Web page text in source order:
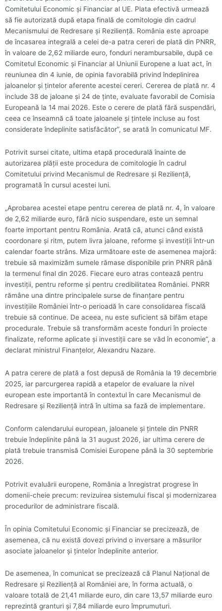
Comitetului Economic şi Financiar al UE. Plata efectivă urmează
să fie autorizată după etapa finală de comitologie din cadrul
Mecanismului de Redresare şi Rezilienţă. România este aproape
de încasarea integrală a celei de-a patra cereri de plată din PNRR,
în valoare de 2,62 miliarde euro, fonduri nerambursabile, după ce
Comitetul Economic şi Financiar al Uniunii Europene a luat act, în
reuniunea din 4 iunie, de opinia favorabilă privind îndeplinirea
jaloanelor şi ţintelor aferente acestei cereri. Cererea de plată nr. 4
include 38 de jaloane şi 24 de ţinte, evaluate favorabil de Comisia
Europeană la 14 mai 2026. Este o cerere de plată fără suspendări,
ceea ce înseamnă că toate jaloanele şi ţintele incluse au fost
considerate îndeplinite satisfăcător”, se arată în comunicatul MF.
Potrivit sursei citate, ultima etapă procedurală înainte de
autorizarea plăţii este procedura de comitologie în cadrul
Comitetului privind Mecanismul de Redresare şi Rezilienţă,
programată în cursul acestei luni.
„Aprobarea acestei etape pentru cererea de plată nr. 4, în valoare
de 2,62 miliarde euro, fără nicio suspendare, este un semnal
foarte important pentru România. Arată că, atunci când există
coordonare şi ritm, putem livra jaloane, reforme şi investiţii într-un
calendar foarte strâns. Miza următoare este de asemenea majoră:
trebuie să maximizăm sumele rămase disponibile prin PNRR până
la termenul final din 2026. Fiecare euro atras contează pentru
investiţii, pentru reforme şi pentru credibilitatea României. PNRR
rămâne una dintre principalele surse de finanţare pentru
investiţiile României într-o perioadă în care consolidarea fiscală
trebuie să continue. De aceea, nu este suficient să bifăm etape
procedurale. Trebuie să transformăm aceste fonduri în proiecte
finalizate, reforme aplicate şi investiţii care se văd în economie”, a
declarat ministrul Finanţelor, Alexandru Nazare.
A patra cerere de plată a fost depusă de România la 19 decembrie
2025, iar parcurgerea rapidă a etapelor de evaluare la nivel
european este importantă în contextul în care Mecanismul de
Redresare şi Rezilienţă intră în ultima sa fază de implementare.
Conform calendarului european, jaloanele şi ţintele din PNRR
trebuie îndeplinite până la 31 august 2026, iar ultima cerere de
plată trebuie transmisă Comisiei Europene până la 30 septembrie
2026.
Potrivit evaluării europene, România a înregistrat progrese în
domenii-cheie precum: revizuirea sistemului fiscal şi modernizarea
procedurilor de administrare fiscală.
În opinia Comitetului Economic şi Financiar se precizează, de
asemenea, că nu există dovezi privind o inversare a măsurilor
asociate jaloanelor şi ţintelor îndeplinite anterior.
De asemenea, în comunicat se precizează că Planul Naţional de
Redresare şi Rezilienţă al României are, în forma actuală, o
valoare totală de 21,41 miliarde euro, din care 13,57 miliarde euro
reprezintă granturi şi 7,84 miliarde euro împrumuturi.